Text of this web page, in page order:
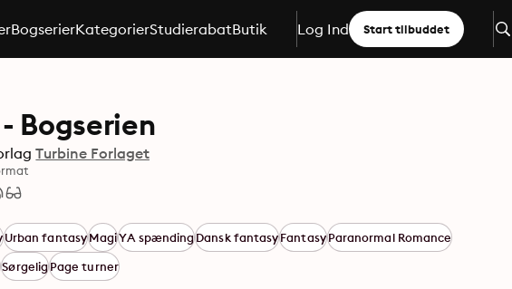
BogserierKategorierStudierabatButik Log Ind Start tilbuddet
Bogserien
Turbine Forlaget
Urban fantasyMagiYA spændingDansk fantasyFantasyParanormal Romance
SørgeligPage turner